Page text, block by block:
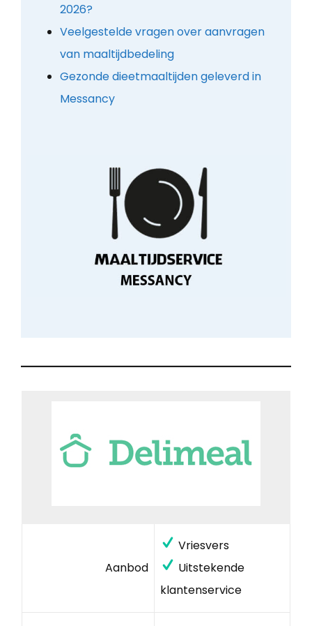
2026?
Veelgestelde vragen over aanvragen
van maaltijdbedeling
Gezonde dieetmaaltijden geleverd in
Messancy
Aanbod
Vriesvers
Uitstekende
klantenservice